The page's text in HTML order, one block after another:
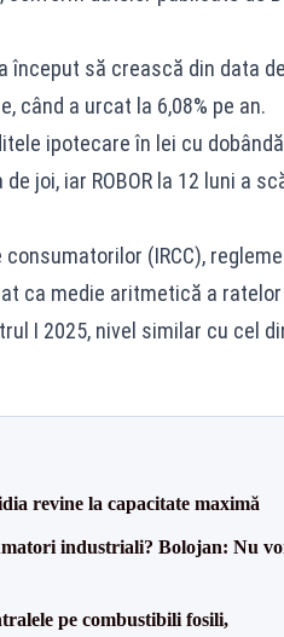
început să crească din data
când a urcat la 6,08% pe an.
ipotecare în lei cu dobândă
joi, iar ROBOR la 12 luni a
(IRCC),
ca medie aritmetică a
I 2025, nivel similar cu cel
revine la capacitate maximă
industriali? Bolojan: Nu
pe combustibili fosili,